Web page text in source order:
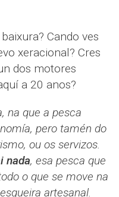
Cando ves
xeracional? Cres
dos motores
a 20 anos?
na que a pesca
pero tamén do
ou os servizos.
nada, esa pesca que
o que se move na
artesanal.